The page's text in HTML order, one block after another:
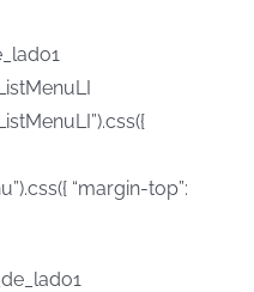
“margin-top”: